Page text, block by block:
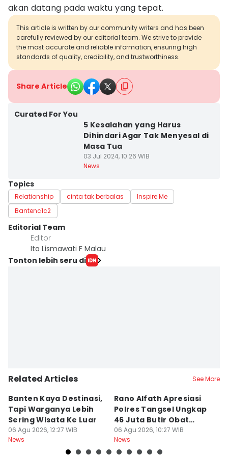
akan datang pada waktu yang tepat.
This article is written by our community writers and has been
carefully reviewed by our editorial team. We strive to provide
the most accurate and reliable information, ensuring high
standards of quality, credibility, and trustworthiness.
Share Article
Curated For You
5 Kesalahan yang Harus
Dihindari Agar Tak Menyesal di
Masa Tua
03 Jul 2024, 10:26 WIB
News
Topics
Relationship cinta tak berbalas
Inspire Me
Bantenc1c2
Editorial Team
Editor
Ita Lismawati F Malau
Tonton lebih seru di
Related Articles See More
Banten Kaya Destinasi,
Tapi Warganya Lebih
Sering Wisata Ke Luar
06 Agu 2026, 12:27 WIB
News
Rano Alfath Apresiasi
Polres Tangsel Ungkap
46 Juta Butir Obat
Keras
06 Agu 2026, 10:27 WIB
News